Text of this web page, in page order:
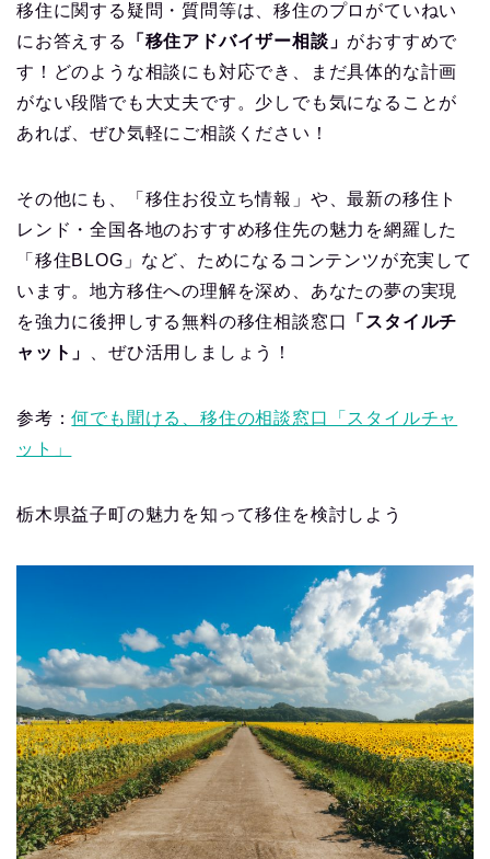
移住に関する疑問・質問等は、移住のプロがていねい
にお答えする
「移住アドバイザー相談」 がおすすめで
す！どのような相談にも対応でき、まだ具体的な計画
がない段階でも大丈夫です。少しでも気になることが
あれば、ぜひ気軽にご相談ください！
その他にも、「移住お役立ち情報」や、最新の移住ト
レンド・全国各地のおすすめ移住先の魅力を網羅した
「移住BLOG」など、ためになるコンテンツが充実して
います。地方移住への理解を深め、あなたの夢の実現
を強力に後押しする無料の移住相談窓口
「スタイルチ
ャット」
、ぜひ活用しましょう！
参考：何でも聞ける、移住の相談窓口「スタイルチャ
ット」
栃木県益子町の魅力を知って移住を検討しよう